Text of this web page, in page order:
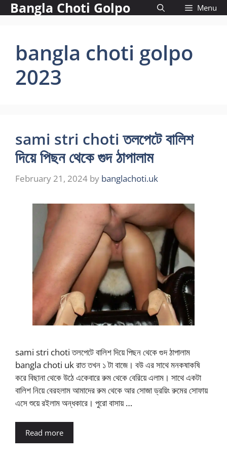
Skip
to
Bangla Choti Golpo Menu
bangla choti golpo
2023
sami stri choti তলপেটে বালিশ
দিয়ে পিছন থেকে গুদ ঠাপালাম
February 21, 2024 by banglachoti.uk
sami stri choti তলপেটে বালিশ দিয়ে পিছন থেকে গুদ ঠাপালাম
bangla choti uk রাত তখন ১ টা বাজে। বউ এর সাথে মনকষাকষি
করে বিছানা থেকে উঠে একেবারে রুম থেকে বেরিয়ে এলাম। সাথে একটা
বালিশ নিয়ে বেরহলাম আমাদের রুম থেকে আর সোজা ড্রয়িং রুমের সোফায়
এসে শুয়ে রইলাম অন্ধকারে। পুরো বাসায় …
Read more